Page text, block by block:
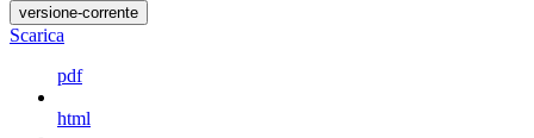
versione-corrente
Scarica
pdf
html